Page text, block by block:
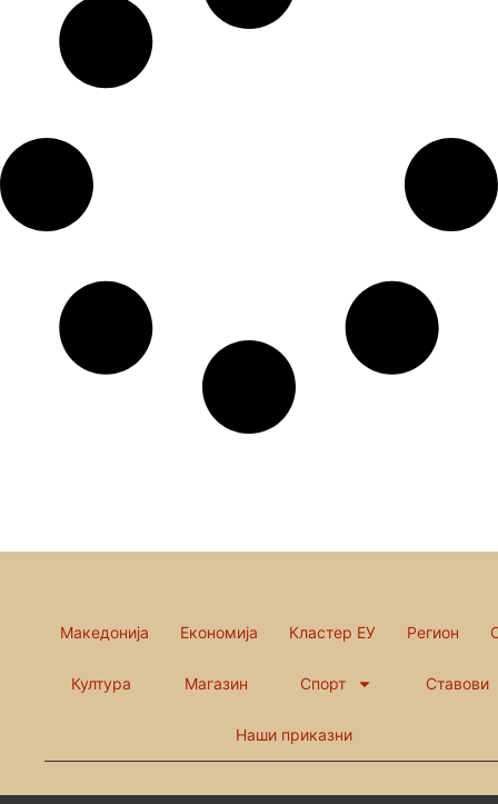
Македонија Економија Кластер ЕУ Регион
Култура Магазин Спорт Ставови
Наши приказни